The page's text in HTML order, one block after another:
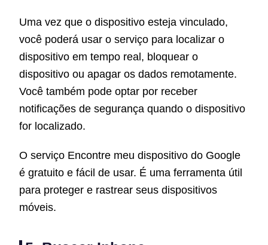
Uma vez que o dispositivo esteja vinculado,
você poderá usar o serviço para localizar o
dispositivo em tempo real, bloquear o
dispositivo ou apagar os dados remotamente.
Você também pode optar por receber
notificações de segurança quando o dispositivo
for localizado.
O serviço Encontre meu dispositivo do Google
é gratuito e fácil de usar. É uma ferramenta útil
para proteger e rastrear seus dispositivos
móveis.